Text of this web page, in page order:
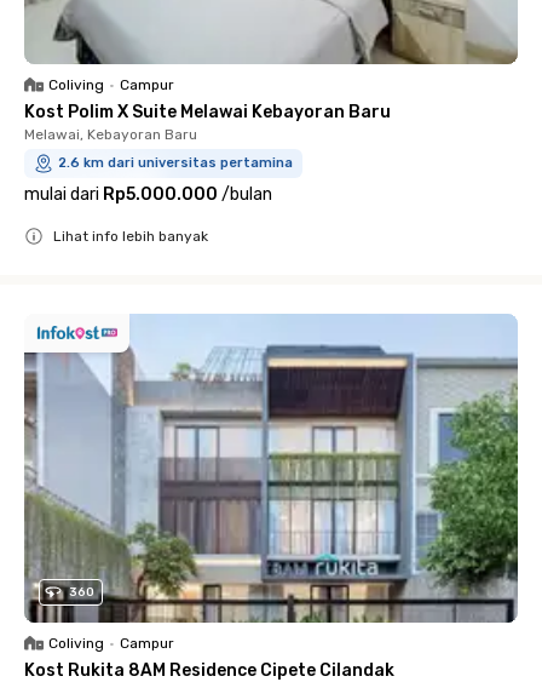
Coliving • Campur
Kost Polim X Suite Melawai Kebayoran Baru
Melawai, Kebayoran Baru
2.6 km dari universitas pertamina
mulai dari Rp5.000.000 /bulan
Lihat info lebih banyak
360
Coliving • Campur
Kost Rukita 8AM Residence Cipete Cilandak